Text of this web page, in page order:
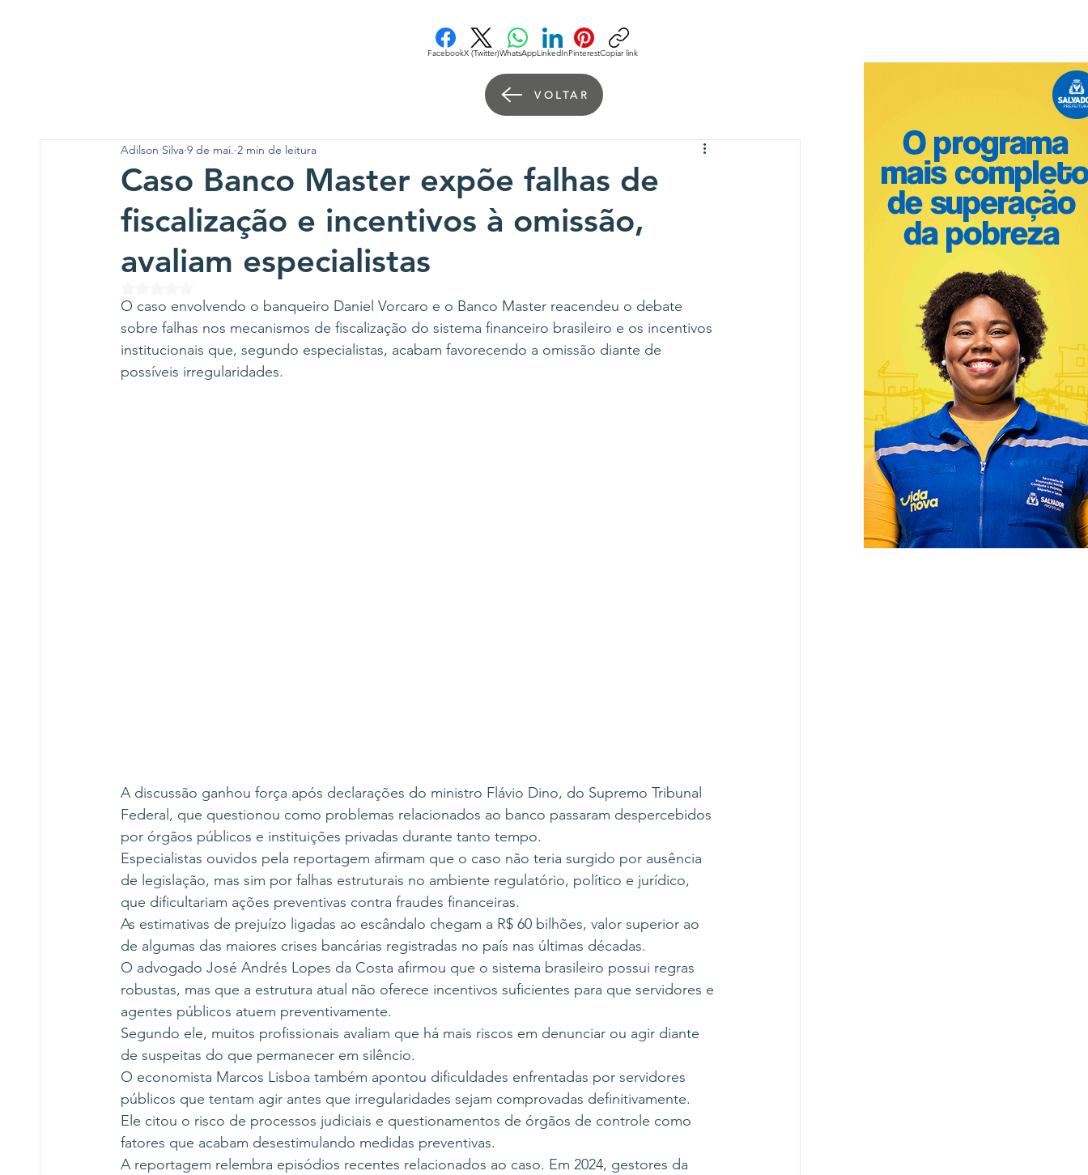
FacebookX (Twitter)WhatsAppLinkedInPinterestCopiar link
Caso Banco Master expõe falhas de
fiscalização e incentivos à omissão,
avaliam especialistas
Adilson Silva 9 de mai. 2 min de leitura
O caso envolvendo o banqueiro Daniel Vorcaro e o Banco Master reacendeu o debate
sobre falhas nos mecanismos de fiscalização do sistema financeiro brasileiro e os incentivos
institucionais que, segundo especialistas, acabam favorecendo a omissão diante de
possíveis irregularidades.
A discussão ganhou força após declarações do ministro Flávio Dino, do Supremo Tribunal
Federal, que questionou como problemas relacionados ao banco passaram despercebidos
por órgãos públicos e instituições privadas durante tanto tempo.
Especialistas ouvidos pela reportagem afirmam que o caso não teria surgido por ausência
de legislação, mas sim por falhas estruturais no ambiente regulatório, político e jurídico,
que dificultariam ações preventivas contra fraudes financeiras.
As estimativas de prejuízo ligadas ao escândalo chegam a R$ 60 bilhões, valor superior ao
de algumas das maiores crises bancárias registradas no país nas últimas décadas.
O advogado José Andrés Lopes da Costa afirmou que o sistema brasileiro possui regras
robustas, mas que a estrutura atual não oferece incentivos suficientes para que servidores e
agentes públicos atuem preventivamente.
Segundo ele, muitos profissionais avaliam que há mais riscos em denunciar ou agir diante
de suspeitas do que permanecer em silêncio.
O economista Marcos Lisboa também apontou dificuldades enfrentadas por servidores
públicos que tentam agir antes que irregularidades sejam comprovadas definitivamente.
Ele citou o risco de processos judiciais e questionamentos de órgãos de controle como
fatores que acabam desestimulando medidas preventivas.
A reportagem relembra episódios recentes relacionados ao caso. Em 2024, gestores da
VOLTAR